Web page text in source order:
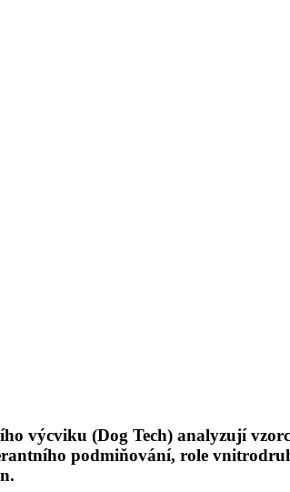
výcviku (Dog Tech) analyzují
podmiňování, role